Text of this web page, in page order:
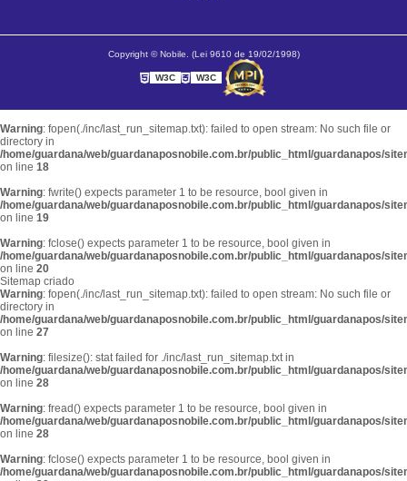
Copyright © Nobile. (Lei 9610 de 19/02/1998)
W3C W3C
Warning: fopen(./inc/last_run_sitemap.txt): failed to open stream: No such file or
directory in
/home/guardana/web/guardanaposnobile.com.br/public_html/guardanapos/
on line 18
Warning: fwrite() expects parameter 1 to be resource, bool given in
/home/guardana/web/guardanaposnobile.com.br/public_html/guardanapos/
on line 19
Warning: fclose() expects parameter 1 to be resource, bool given in
/home/guardana/web/guardanaposnobile.com.br/public_html/guardanapos/
on line 20
Sitemap criado
Warning: fopen(./inc/last_run_sitemap.txt): failed to open stream: No such file or
directory in
/home/guardana/web/guardanaposnobile.com.br/public_html/guardanapos/
on line 27
Warning: filesize(): stat failed for ./inc/last_run_sitemap.txt in
/home/guardana/web/guardanaposnobile.com.br/public_html/guardanapos/
on line 28
Warning: fread() expects parameter 1 to be resource, bool given in
/home/guardana/web/guardanaposnobile.com.br/public_html/guardanapos/
on line 28
Warning: fclose() expects parameter 1 to be resource, bool given in
/home/guardana/web/guardanaposnobile.com.br/public_html/guardanapos/